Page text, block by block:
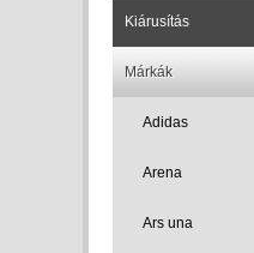
Kiárusítás
Márkák
Adidas
Arena
Ars una